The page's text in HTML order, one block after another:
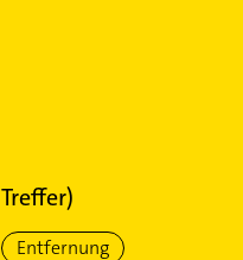
Treffer)
Entfernung